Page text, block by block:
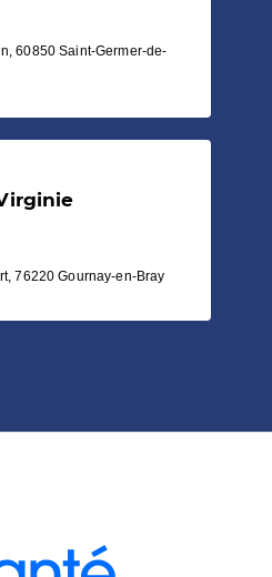
60850 Saint-Germer-de-
76220 Gournay-en-Bray